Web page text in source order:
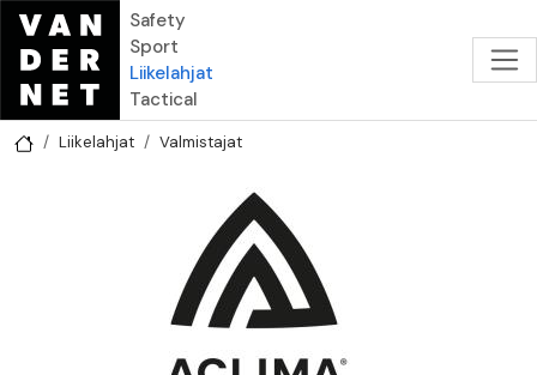
Hyppää pääsisältöön
Safety
Sport
Liikelahjat
Tactical
Liikelahjat Valmistajat